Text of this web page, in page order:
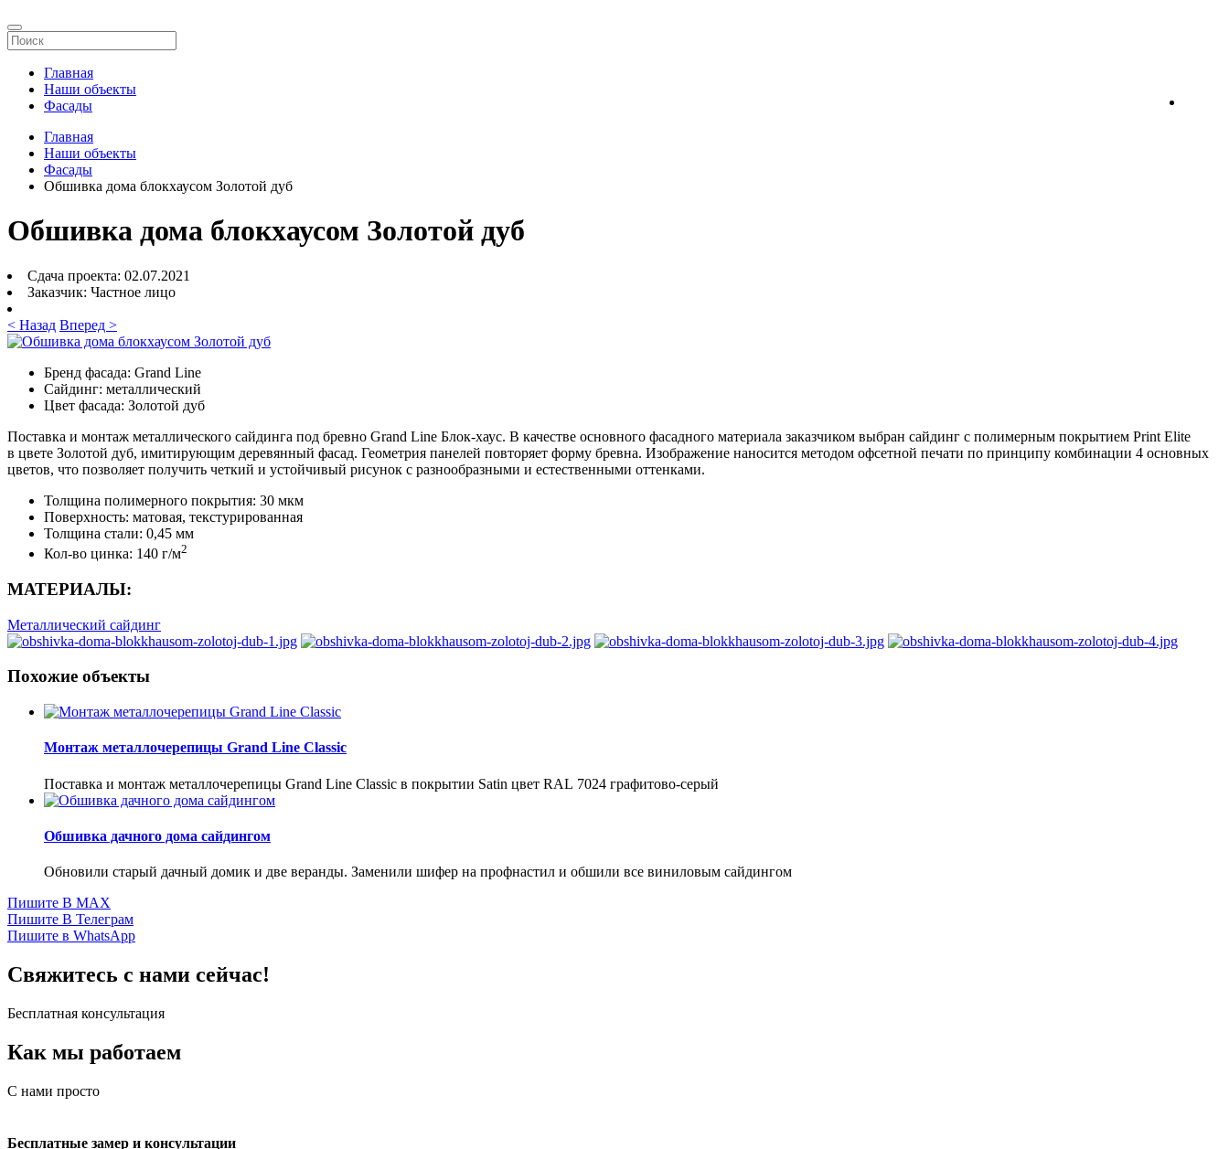
Главная
Наши объекты
Фасады
Главная
Наши объекты
Фасады
Обшивка дома блокхаусом Золотой дуб
Обшивка дома блокхаусом Золотой дуб
Сдача проекта: 02.07.2021
Заказчик: Частное лицо
< Назад Вперед >
Бренд фасада: Grand Line
Сайдинг: металлический
Цвет фасада: Золотой дуб
Поставка и монтаж металлического сайдинга под бревно Grand Line Блок-хаус. В качестве основного фасадного материала заказчиком выбран сайдинг с полимерным покрытием Print Elite
в цвете Золотой дуб, имитирующим деревянный фасад. Геометрия панелей повторяет форму бревна. Изображение наносится методом офсетной печати по принципу комбинации 4 основных
цветов, что позволяет получить четкий и устойчивый рисунок с разнообразными и естественными оттенками.
Толщина полимерного покрытия: 30 мкм
Поверхность: матовая, текстурированная
Толщина стали: 0,45 мм
Кол-во цинка: 140 г/м2
МАТЕРИАЛЫ:
Металлический сайдинг
Похожие объекты
Монтаж металлочерепицы Grand Line Classic
Поставка и монтаж металлочерепицы Grand Line Classic в покрытии Satin цвет RAL 7024 графитово-серый
Обшивка дачного дома сайдингом
Обновили старый дачный домик и две веранды. Заменили шифер на профнастил и обшили все виниловым сайдингом
Пишите В MAX
Пишите В Телеграм
Пишите в WhatsApp
Свяжитесь с нами сейчас!
Бесплатная консультация
Как мы работаем
С нами просто
Бесплатные замер и консультации